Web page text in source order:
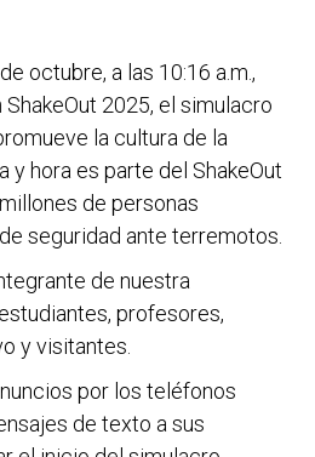
octubre, a las 10:16 a.m.,
2025, el simulacro
la cultura de la
y hora es parte del ShakeOut
de personas
seguridad ante terremotos.
de nuestra
profesores,
y visitantes.
por los teléfonos
de texto a sus